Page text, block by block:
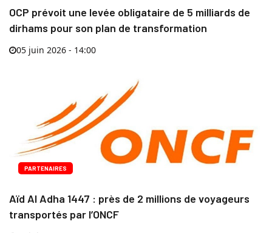
OCP prévoit une levée obligataire de 5 milliards de
dirhams pour son plan de transformation
05 juin 2026 - 14:00
PARTENAIRES
Aïd Al Adha 1447 : près de 2 millions de voyageurs
transportés par l’ONCF